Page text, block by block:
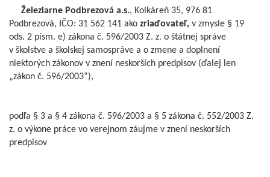
Železiarne Podbrezová a.s., Kolkáreň 35, 976 81
Podbrezová, IČO: 31 562 141 ako zriaďovateľ, v zmysle § 19
ods. 2 písm. e) zákona č. 596/2003 Z. z. o štátnej správe
v školstve a školskej samospráve a o zmene a doplnení
niektorých zákonov v znení neskorších predpisov (ďalej len
„zákon č. 596/2003“),
podľa § 3 a § 4 zákona č. 596/2003 a § 5 zákona č. 552/2003 Z.
z. o výkone práce vo verejnom záujme v znení neskorších
predpisov